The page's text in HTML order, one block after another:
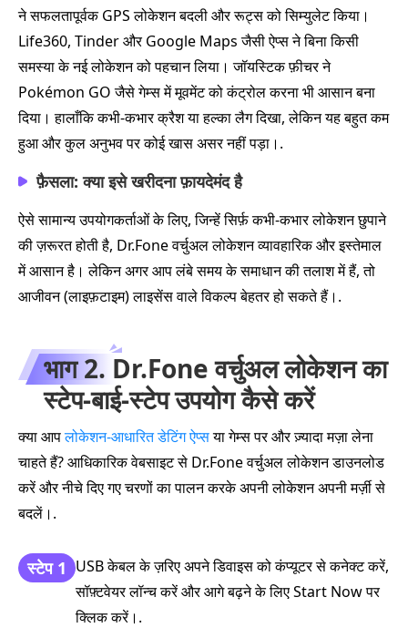
ने सफलतापूर्वक GPS लोकेशन बदली और रूट्स को सिम्युलेट किया।
Life360, Tinder और Google Maps जैसी ऐप्स ने बिना किसी
समस्या के नई लोकेशन को पहचान लिया। जॉयस्टिक फ़ीचर ने
Pokémon GO जैसे गेम्स में मूवमेंट को कंट्रोल करना भी आसान बना
दिया। हालाँकि कभी‑कभार क्रैश या हल्का लैग दिखा, लेकिन यह बहुत कम
हुआ और कुल अनुभव पर कोई खास असर नहीं पड़ा।.
फ़ैसला: क्या इसे खरीदना फ़ायदेमंद है
ऐसे सामान्य उपयोगकर्ताओं के लिए, जिन्हें सिर्फ़ कभी‑कभार लोकेशन छुपाने
की ज़रूरत होती है, Dr.Fone वर्चुअल लोकेशन व्यावहारिक और इस्तेमाल
में आसान है। लेकिन अगर आप लंबे समय के समाधान की तलाश में हैं, तो
आजीवन (लाइफ़टाइम) लाइसेंस वाले विकल्प बेहतर हो सकते हैं।.
भाग 2. Dr.Fone वर्चुअल लोकेशन का
स्टेप‑बाई‑स्टेप उपयोग कैसे करें
क्या आपलोकेशन‑आधारित डेटिंग ऐप्सया गेम्स पर और ज़्यादा मज़ा लेना
चाहते हैं? आधिकारिक वेबसाइट से Dr.Fone वर्चुअल लोकेशन डाउनलोड
करें और नीचे दिए गए चरणों का पालन करके अपनी लोकेशन अपनी मर्ज़ी से
बदलें।.
स्टेप 1 USB केबल के ज़रिए अपने डिवाइस को कंप्यूटर से कनेक्ट करें,
सॉफ़्टवेयर लॉन्च करें और आगे बढ़ने के लिए Start Now पर
क्लिक करें।.